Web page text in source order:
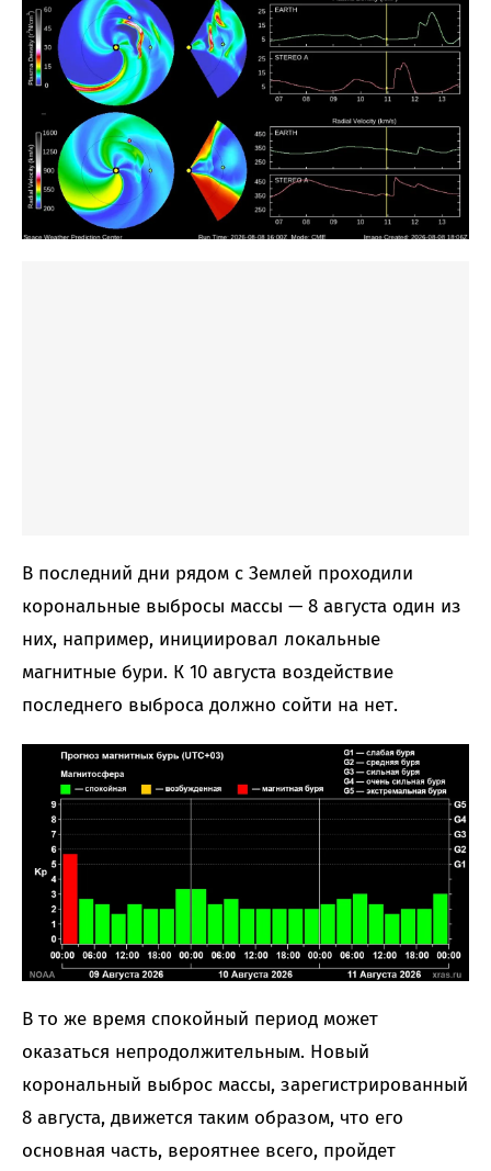
В последний дни рядом с Землей проходили
корональные выбросы массы — 8 августа один из
них, например, инициировал локальные
магнитные бури. К 10 августа воздействие
последнего выброса должно сойти на нет.
В то же время спокойный период может
оказаться непродолжительным. Новый
корональный выброс массы, зарегистрированный
8 августа, движется таким образом, что его
основная часть, вероятнее всего, пройдет